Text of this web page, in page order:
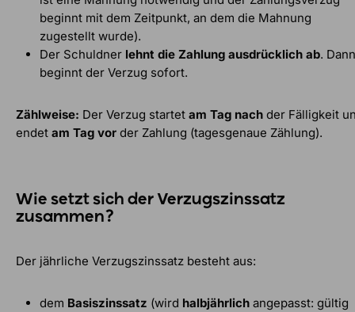
beginnt mit dem Zeitpunkt, an dem die Mahnung
zugestellt wurde).
Der Schuldner lehnt die Zahlung ausdrücklich ab. Dann
beginnt der Verzug sofort.
Zählweise: Der Verzug startet am Tag nach der Fälligkeit
endet am Tag vor der Zahlung (tagesgenaue Zählung).
Wie setzt sich der Verzugszinssatz
zusammen?
Der jährliche Verzugszinssatz besteht aus:
dem Basiszinssatz (wird halbjährlich angepasst: gültig